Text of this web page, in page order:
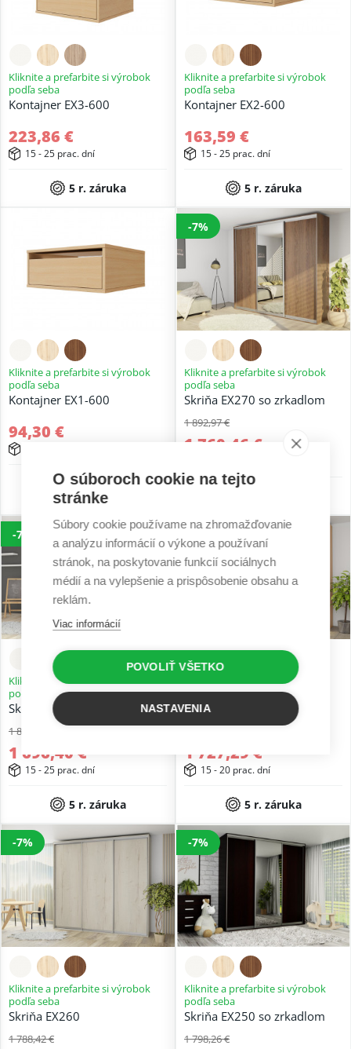
Kliknite a prefarbite si výrobok
podľa seba
Kontajner EX3-600
223,86 €
15 - 25 prac. dní
5 r. záruka
Kliknite a prefarbite si výrobok
podľa seba
Kontajner EX2-600
163,59 €
15 - 25 prac. dní
5 r. záruka
Kliknite a prefarbite si výrobok
podľa seba
Kontajner EX1-600
94,30 €
5 r. záruka
-7%
Kliknite a prefarbite si výrobok
podľa seba
Skriňa EX270 so zrkadlom
1 892,97 €
1 760,46 €
-7%
Kliknite a prefarbite si výrobok
podľa seba
Skriňa EX270
1 824,09 €
1 696,40 €
15 - 25 prac. dní
5 r. záruka
Kliknite a prefarbite si výrobok
podľa seba
Skriňa EX260 so zrkadlom
1 727,29 €
15 - 20 prac. dní
5 r. záruka
-7%
Kliknite a prefarbite si výrobok
podľa seba
Skriňa EX260
1 788,42 €
-7%
Kliknite a prefarbite si výrobok
podľa seba
Skriňa EX250 so zrkadlom
1 798,26 €
O súboroch cookie na tejto
stránke
Súbory cookie používame na zhromažďovanie
a analýzu informácií o výkone a používaní
stránok, na poskytovanie funkcií sociálnych
médií a na vylepšenie a prispôsobenie obsahu a
reklám.
Viac informácií
POVOLIŤ VŠETKO
NASTAVENIA